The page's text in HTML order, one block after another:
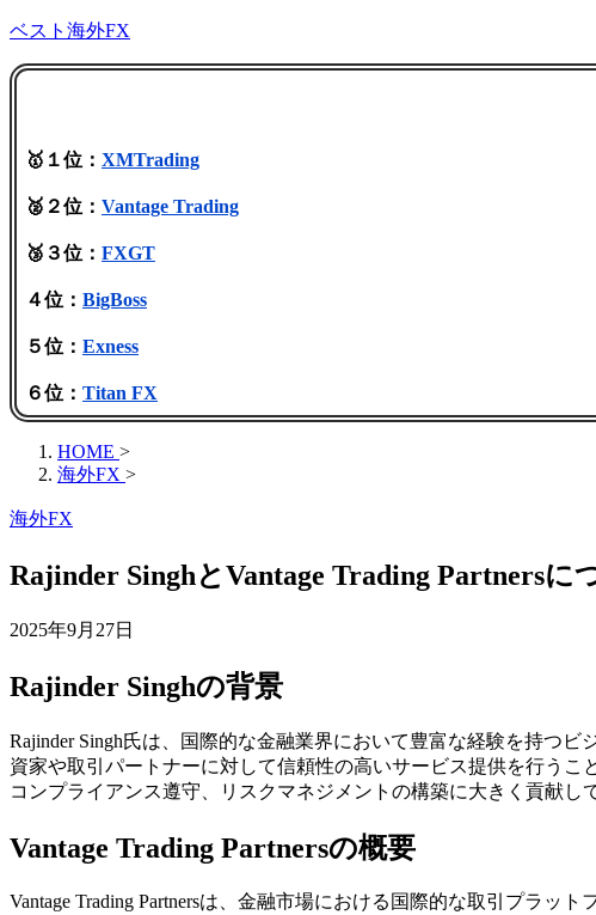
ベスト海外FX
🥇１位： XMTrading
🥈２位： Vantage Trading
🥉３位： FXGT
４位： BigBoss
５位： Exness
６位： Titan FX
HOME >
海外FX >
海外FX
Rajinder SinghとVantage Trading Partnersに
2025年9月27日
Rajinder Singhの背景
Rajinder Singh氏は、国際的な金融業界において豊富な経験を持つ
資家や取引パートナーに対して信頼性の高いサービス提供を行う
コンプライアンス遵守、リスクマネジメントの構築に大きく貢献し
Vantage Trading Partnersの概要
Vantage Trading Partnersは、金融市場における国際的な取引プラ